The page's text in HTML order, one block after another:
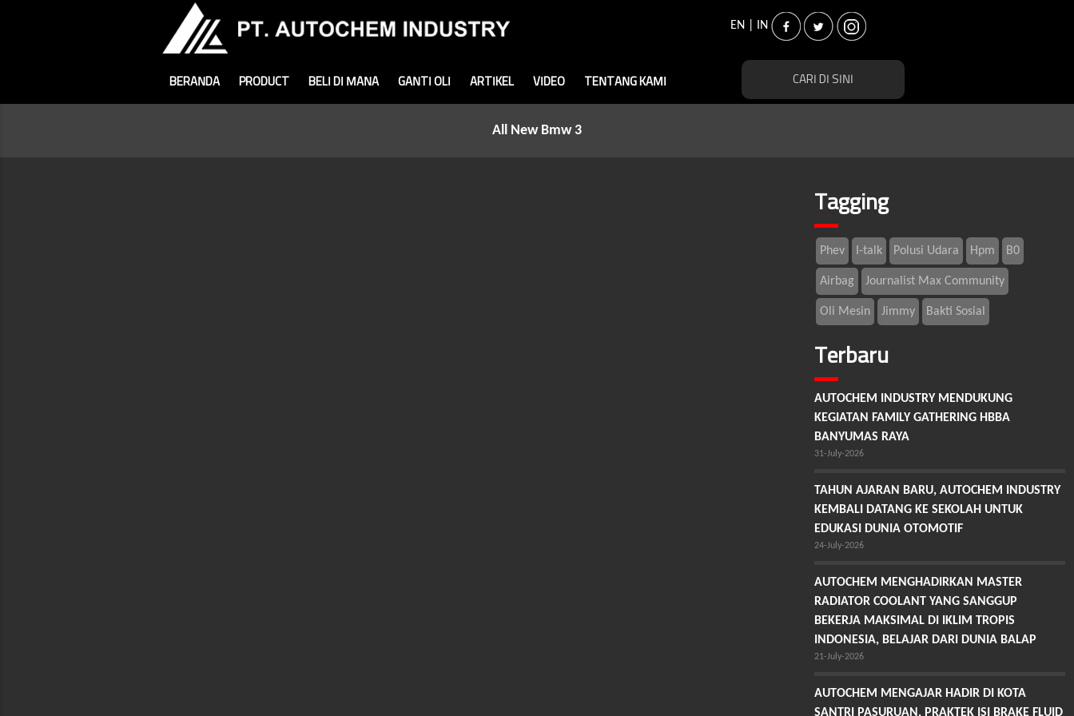
EN IN
BERANDA PRODUCT BELI DI MANA GANTI OLI ARTIKEL VIDEO TENTANG KAMI
All New Bmw 3
Tagging
Phev I-talk Polusi Udara Hpm B0
Airbag Journalist Max Community
Oli Mesin Jimmy Bakti Sosial
Terbaru
AUTOCHEM INDUSTRY MENDUKUNG
KEGIATAN FAMILY GATHERING HBBA
BANYUMAS RAYA
31-July-2026
TAHUN AJARAN BARU, AUTOCHEM INDUSTRY
KEMBALI DATANG KE SEKOLAH UNTUK
EDUKASI DUNIA OTOMOTIF
24-July-2026
AUTOCHEM MENGHADIRKAN MASTER
RADIATOR COOLANT YANG SANGGUP
BEKERJA MAKSIMAL DI IKLIM TROPIS
INDONESIA, BELAJAR DARI DUNIA BALAP
21-July-2026
AUTOCHEM MENGAJAR HADIR DI KOTA
SANTRI PASURUAN, PRAKTEK ISI BRAKE FLUID